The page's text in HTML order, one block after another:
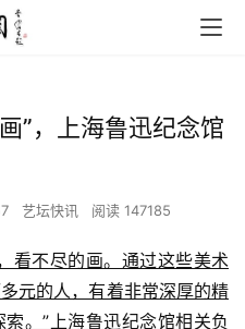
”，上海鲁迅纪念馆
艺坛快讯 阅读 147185
看不尽的画。通过这些美术
元的人，有着非常深厚的精
。”上海鲁迅纪念馆相关负